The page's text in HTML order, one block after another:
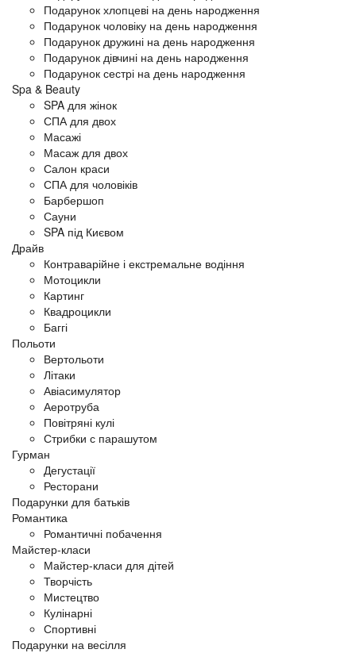
Подарунок хлопцеві на день народження
Подарунок чоловіку на день народження
Подарунок дружині на день народження
Подарунок дівчині на день народження
Подарунок сестрі на день народження
Spa & Beauty
SPA для жінок
СПА для двох
Масажі
Масаж для двох
Салон краси
СПА для чоловіків
Барбершоп
Сауни
SPA під Києвом
Драйв
Контраварійне і екстремальне водіння
Мотоцикли
Картинг
Квадроцикли
Баггі
Польоти
Вертольоти
Літаки
Авіасимулятор
Аеротруба
Повітряні кулі
Стрибки с парашутом
Гурман
Дегустації
Ресторани
Подарунки для батьків
Романтика
Романтичні побачення
Майстер-класи
Майстер-класи для дітей
Творчість
Мистецтво
Кулінарні
Спортивні
Подарунки на весілля